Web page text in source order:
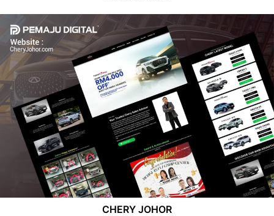
CHERY JOHOR